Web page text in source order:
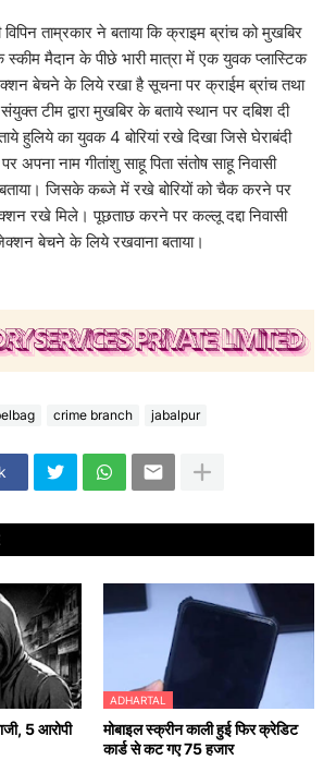
विपिन ताम्रकार ने बताया कि क्राइम ब्रांच को मुखबिर
स्कीम मैदान के पीछे भारी मात्रा में एक युवक प्लास्टिक
बेचने के लिये रखा है सूचना पर क्राईम ब्रांच तथा
टीम द्वारा मुखबिर के बताये स्थान पर दबिश दी
हुलिये का युवक 4 बोरियां रखे दिखा जिसे घेराबंदी
अपना नाम गीतांशु साहू पिता संतोष साहू निवासी
जिसके कब्जे में रखे बोरियों को चैक करने पर
रखे मिले। पूछताछ करने पर कल्लू दद्दा निवासी
बेचने के लिये रखवाना बताया।
crime branch jabalpur
5 आरोपी
ADHARTAL
मोबाइल स्क्रीन काली हुई फिर क्रेडिट
कार्ड से कट गए 75 हजार